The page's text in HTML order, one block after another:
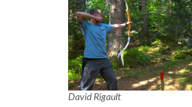
David Rigault